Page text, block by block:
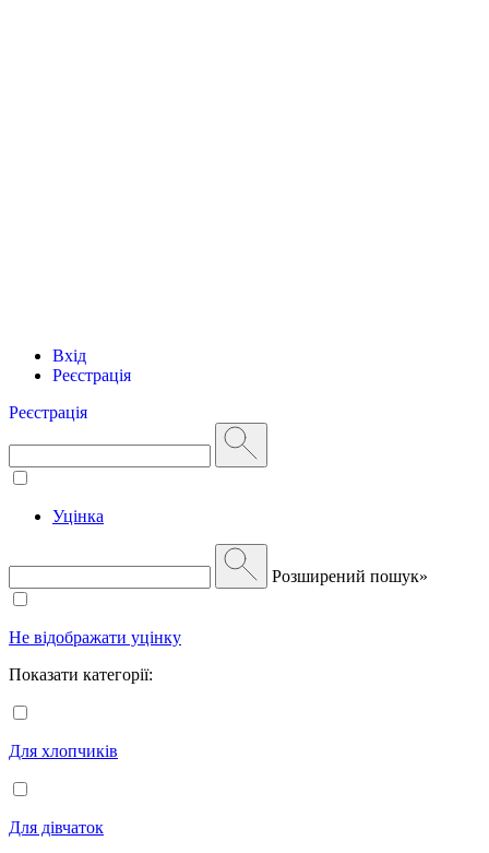
Вхід
Реєстрація
Реєстрація
Уцінка
Розширений пошук»
Не відображати уцінку
Показати категорії:
Для хлопчиків
Для дівчаток